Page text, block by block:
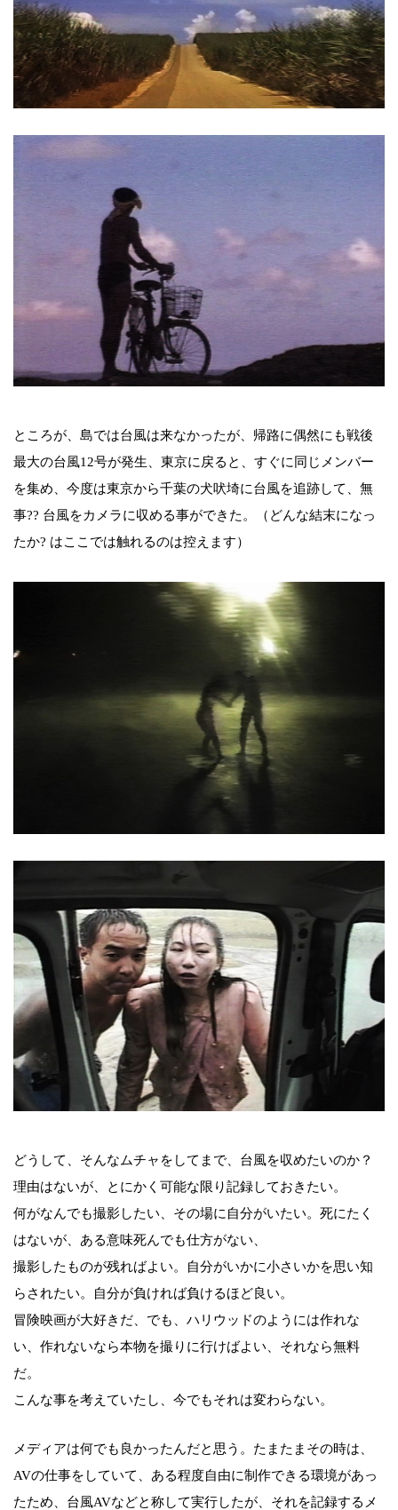
ところが、島では台風は来なかったが、帰路に偶然にも戦後
最大の台風12号が発生、東京に戻ると、すぐに同じメンバー
を集め、今度は東京から千葉の犬吠埼に台風を追跡して、無
事?? 台風をカメラに収める事ができた。（どんな結末になっ
たか? はここでは触れるのは控えます）
どうして、そんなムチャをしてまで、台風を収めたいのか？
理由はないが、とにかく可能な限り記録しておきたい。
何がなんでも撮影したい、その場に自分がいたい。死にたく
はないが、ある意味死んでも仕方がない、
撮影したものが残ればよい。自分がいかに小さいかを思い知
らされたい。自分が負ければ負けるほど良い。
冒険映画が大好きだ、でも、ハリウッドのようには作れな
い、作れないなら本物を撮りに行けばよい、それなら無料
だ。
こんな事を考えていたし、今でもそれは変わらない。
メディアは何でも良かったんだと思う。たまたまその時は、
AVの仕事をしていて、ある程度自由に制作できる環境があっ
たため、台風AVなどと称して実行したが、それを記録するメ